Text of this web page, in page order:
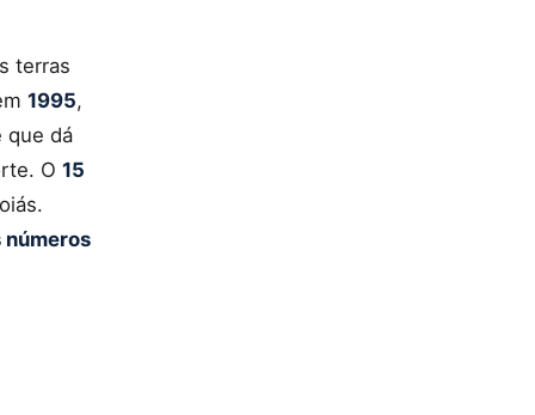
terras
1995,
que dá
O 15
números